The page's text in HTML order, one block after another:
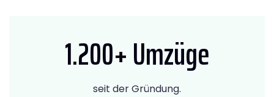
1.200+ Umzüge
seit der Gründung.